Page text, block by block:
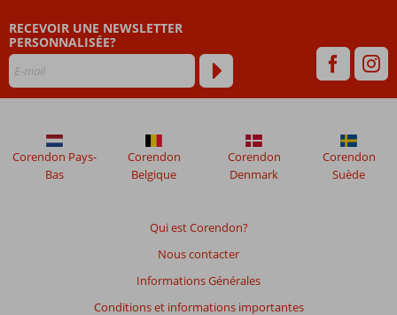
après
leur
séjour
dans
Les
RECEVOIR UNE NEWSLETTER
PERSONNALISÉE?
Qui est Corendon?
Nous contacter
Informations Générales
Conditions et informations importantes
Corendon Pays-
Bas
Corendon
Belgique
Corendon
Denmark
Corendon
Suède